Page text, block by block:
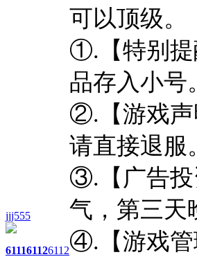
jjj555
611161126112
可以顶级。
①.【特别提
品存入小号
②.【游戏声
请直接退服
③.【广告投
气，第三天
④.【游戏管